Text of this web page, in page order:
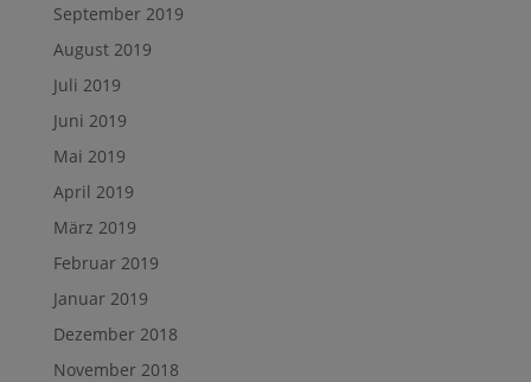
September 2019
August 2019
Juli 2019
Juni 2019
Mai 2019
April 2019
März 2019
Februar 2019
Januar 2019
Dezember 2018
November 2018